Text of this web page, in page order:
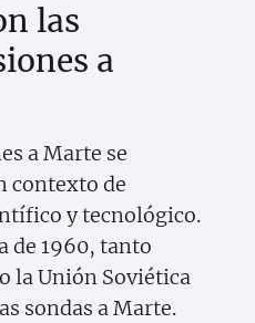
las
a
a Marte se
contexto de
y tecnológico.
de 1960, tanto
la Unión Soviética
sondas a Marte.